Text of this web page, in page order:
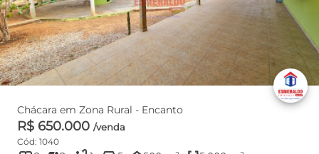
Chácara em Zona Rural - Encanto
R$ 650.000 /venda
Cód: 1040